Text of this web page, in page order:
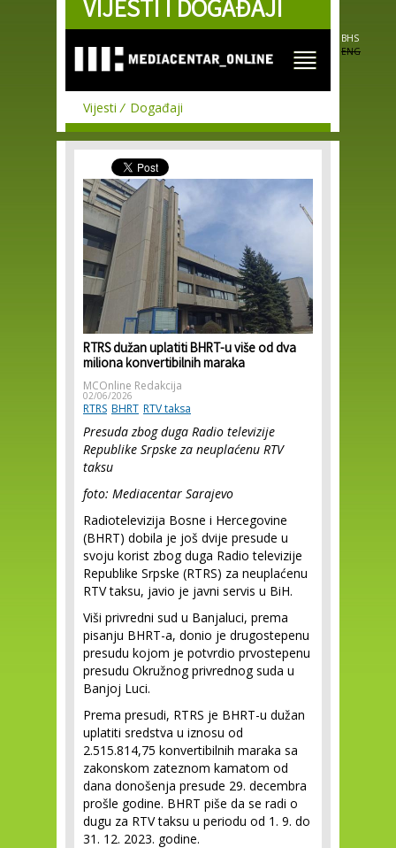
Skip to
main
VIJESTI I DOGAĐAJI
BHS
ENG
Vijesti Događaji
RTRS dužan uplatiti BHRT-u više od dva
miliona konvertibilnih maraka
MCOnline Redakcija
02/06/2026
RTRS BHRT RTV taksa
Presuda zbog duga Radio televizije
Republike Srpske za neuplaćenu RTV
taksu
foto: Mediacentar Sarajevo
Radiotelevizija Bosne i Hercegovine
(BHRT) dobila je još dvije presude u
svoju korist zbog duga Radio televizije
Republike Srpske (RTRS) za neuplaćenu
RTV taksu, javio je javni servis u BiH.
Viši privredni sud u Banjaluci, prema
pisanju BHRT-a, donio je drugostepenu
presudu kojom je potvrdio prvostepenu
presudu Okružnog privrednog suda u
Banjoj Luci.
Prema presudi, RTRS je BHRT-u dužan
uplatiti sredstva u iznosu od
2.515.814,75 konvertibilnih maraka sa
zakonskom zateznom kamatom od
dana donošenja presude 29. decembra
prošle godine. BHRT piše da se radi o
dugu za RTV taksu u periodu od 1. 9. do
31. 12. 2023. godine.